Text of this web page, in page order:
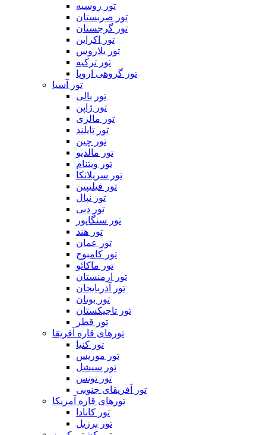
تور روسیه
تور صربستان
تور گرجستان
تور اکراین
تور بلاروس
تور ترکیه
تور گروهی اروپا
تور آسیا
تور بالی
تور ژاپن
تور مالزی
تور تایلند
تور چین
تور مالدیو
تور ویتنام
تور سریلانکا
تور فیلیپین
تور نپال
تور دبی
تور سنگاپور
تور هند
تور عمان
تور کامبوج
تور ماکائو
تور ارمنستان
تور آذربایجان
تور بوتان
تور تاجیکستان
تور قطر
تورهای قاره آفریقا
تور کنیا
تور موریس
تور سیشل
تور تونس
تور آفریقای جنوبی
تورهای قاره آمریکا
تور کانادا
تور برزیل